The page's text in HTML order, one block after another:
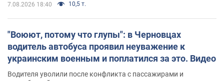
7.08.2026 18:40 10,5 т.
"Воюют, потому что глупы": в Черновцах
водитель автобуса проявил неуважение к
украинским военным и поплатился за это. Видео
Водителя уволили после конфликта с пассажирами и